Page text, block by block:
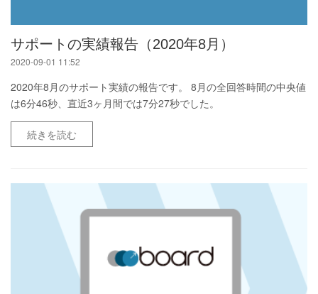
サポートの実績報告（2020年8月）
2020-09-01 11:52
2020年8月のサポート実績の報告です。 8月の全回答時間の中央値
は6分46秒、直近3ヶ月間では7分27秒でした。
続きを読む